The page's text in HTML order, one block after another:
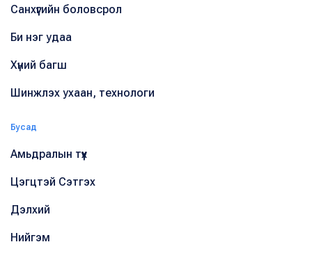
Санхүүгийн боловсрол
Би нэг удаа
Хүний багш
Шинжлэх ухаан, технологи
Бусад
Амьдралын түүх
Цэгцтэй Сэтгэх
Дэлхий
Нийгэм